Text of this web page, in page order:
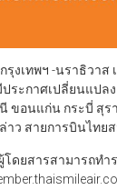
เทพฯ -นราธิวาส
ะกาศเปลี่ยนแปล
ขอนแก่น กระบี่ สุ
าว สายการบินไท
ดยสารสามารถทำ